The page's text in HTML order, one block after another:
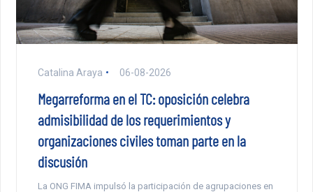
Catalina Araya 06-08-2026
Megarreforma en el TC: oposición celebra
admisibilidad de los requerimientos y
organizaciones civiles toman parte en la
discusión
La ONG FIMA impulsó la participación de agrupaciones en